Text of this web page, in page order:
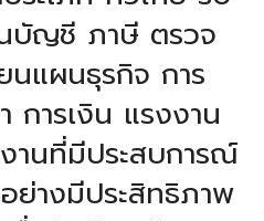
บัญชี ภาษี ตรวจ
นแผนธุรกิจ การ
ารเงิน แรงงาน
นที่มีประสบการณ์
ย่างมีประสิทธิภาพ